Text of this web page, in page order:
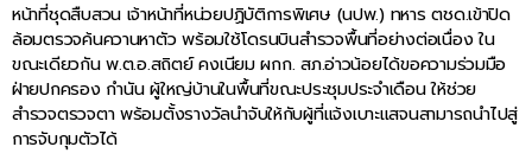
หน้าที่ชุดสืบสวน เจ้าหน้าที่หน่วยปฏิบัติการพิเศษ (นปพ.) ทหาร ตชด.เข้าปิด
ล้อมตรวจค้นควานหาตัว พร้อมใช้โดรนบินสำรวจพื้นที่อย่างต่อเนื่อง ใน
ขณะเดียวกัน พ.ต.อ.สถิตย์ คงเนียม ผกก. สภ.อ่าวน้อยได้ขอความร่วมมือ
ฝ่ายปกครอง กำนัน ผู้ใหญ่บ้านในพื้นที่ขณะประชุมประจำเดือน ให้ช่วย
สำรวจตรวจตา พร้อมตั้งรางวัลนำจับให้กับผู้ที่แจ้งเบาะแสจนสามารถนำไปสู่
การจับกุมตัวได้